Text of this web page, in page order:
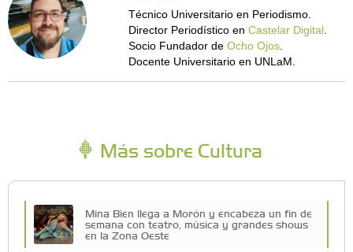
Técnico Universitario en Periodismo.
Director Periodístico en Castelar Digital.
Socio Fundador de Ocho Ojos.
Docente Universitario en UNLaM.
Más sobre Cultura
Mina Bien llega a Morón y encabeza un fin de
semana con teatro, música y grandes shows
en la Zona Oeste